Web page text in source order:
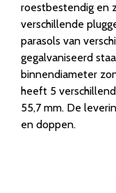
roestbestendig en
verschillende
parasols van
gegalvaniseerd
binnendiameter
heeft 5
55,7 mm. De
en doppen.